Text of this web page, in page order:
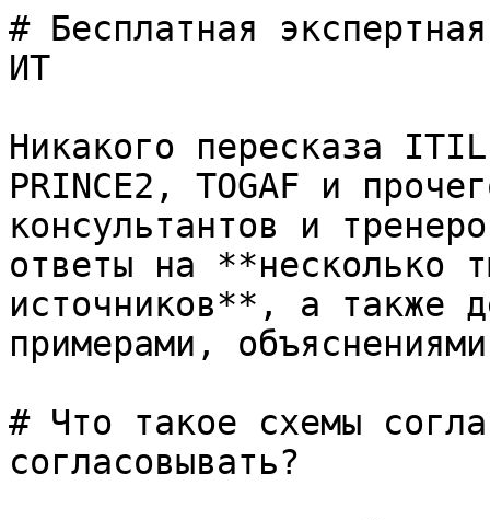
# Бесплатная
ИТ
Никакого пересказа
PRINCE2, TOGAF и
консультантов и
ответы на **несколько
источников**, а также
примерами,
# Что такое схемы
согласовывать?